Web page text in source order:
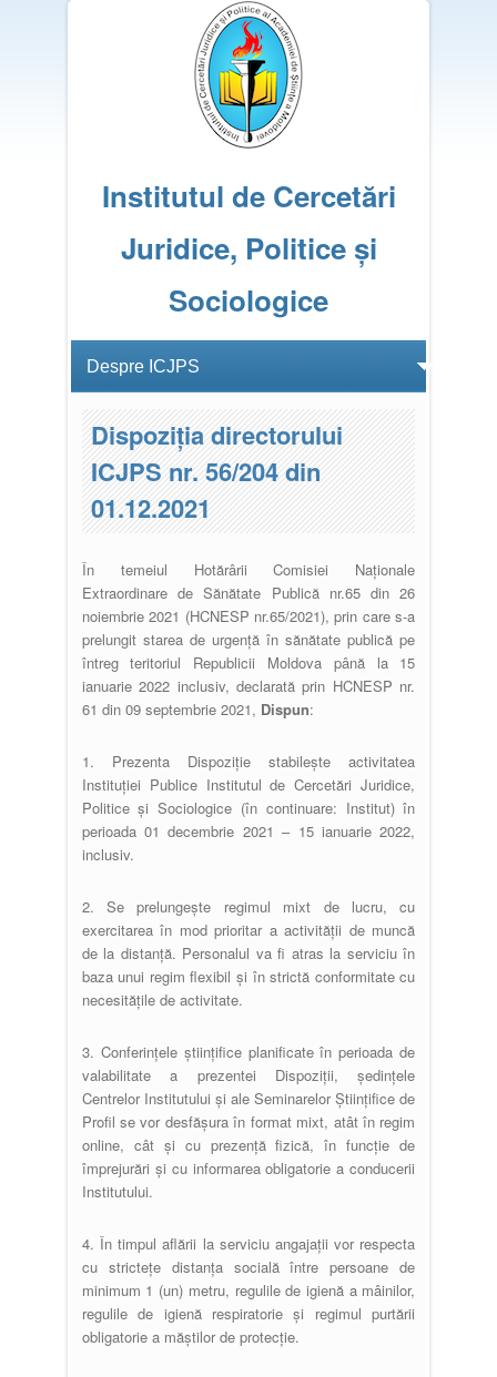
Institutul de Cercetări
Juridice, Politice și
Sociologice
Dispoziția directorului
ICJPS nr. 56/204 din
01.12.2021
În temeiul Hotărârii Comisiei Naționale
Extraordinare de Sănătate Publică nr.65 din 26
noiembrie 2021 (HCNESP nr.65/2021), prin care s-a
prelungit starea de urgență în sănătate publică pe
întreg teritoriul Republicii Moldova până la 15
ianuarie 2022 inclusiv, declarată prin HCNESP nr.
61 din 09 septembrie 2021, Dispun:
1. Prezenta Dispoziție stabilește activitatea
Instituției Publice Institutul de Cercetări Juridice,
Politice și Sociologice (în continuare: Institut) în
perioada 01 decembrie 2021 – 15 ianuarie 2022,
inclusiv.
2. Se prelungește regimul mixt de lucru, cu
exercitarea în mod prioritar a activității de muncă
de la distanță. Personalul va fi atras la serviciu în
baza unui regim flexibil și în strictă conformitate cu
necesitățile de activitate.
3. Conferințele științifice planificate în perioada de
valabilitate a prezentei Dispoziții, ședințele
Centrelor Institutului și ale Seminarelor Științifice de
Profil se vor desfășura în format mixt, atât în regim
online, cât și cu prezență fizică, în funcție de
împrejurări și cu informarea obligatorie a conducerii
Institutului.
4. În timpul aflării la serviciu angajații vor respecta
cu strictețe distanța socială între persoane de
minimum 1 (un) metru, regulile de igienă a mâinilor,
regulile de igienă respiratorie și regimul purtării
obligatorie a măștilor de protecție.